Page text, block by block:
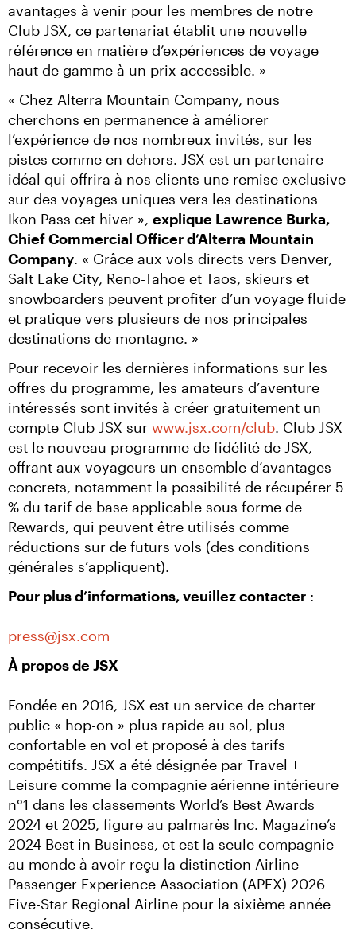
avantages à venir pour les membres de notre
Club JSX, ce partenariat établit une nouvelle
référence en matière d’expériences de voyage
haut de gamme à un prix accessible. »
« Chez Alterra Mountain Company, nous
cherchons en permanence à améliorer
l’expérience de nos nombreux invités, sur les
pistes comme en dehors. JSX est un partenaire
idéal qui offrira à nos clients une remise exclusive
sur des voyages uniques vers les destinations
Ikon Pass cet hiver », explique Lawrence Burka,
Chief Commercial Officer d’Alterra Mountain
Company. « Grâce aux vols directs vers Denver,
Salt Lake City, Reno-Tahoe et Taos, skieurs et
snowboarders peuvent profiter d’un voyage fluide
et pratique vers plusieurs de nos principales
destinations de montagne. »
Pour recevoir les dernières informations sur les
offres du programme, les amateurs d’aventure
intéressés sont invités à créer gratuitement un
compte Club JSX sur www.jsx.com/club. Club JSX
est le nouveau programme de fidélité de JSX,
offrant aux voyageurs un ensemble d’avantages
concrets, notamment la possibilité de récupérer 5
% du tarif de base applicable sous forme de
Rewards, qui peuvent être utilisés comme
réductions sur de futurs vols (des conditions
générales s’appliquent).
Pour plus d’informations, veuillez contacter :
press@jsx.com
À propos de JSX
Fondée en 2016, JSX est un service de charter
public « hop-on » plus rapide au sol, plus
confortable en vol et proposé à des tarifs
compétitifs. JSX a été désignée par Travel +
Leisure comme la compagnie aérienne intérieure
n°1 dans les classements World’s Best Awards
2024 et 2025, figure au palmarès Inc. Magazine’s
2024 Best in Business, et est la seule compagnie
au monde à avoir reçu la distinction Airline
Passenger Experience Association (APEX) 2026
Five-Star Regional Airline pour la sixième année
consécutive.